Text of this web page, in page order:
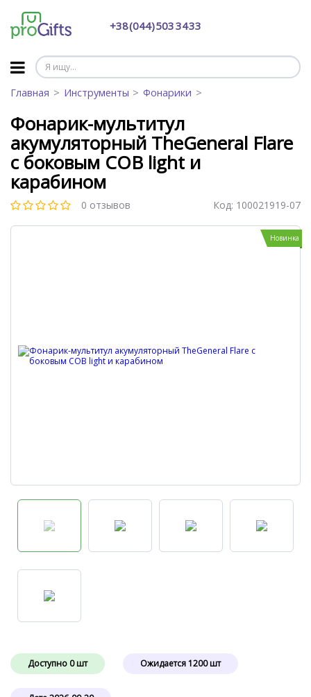
+38 (044) 503 34 33
Главная Инструменты Фонарики
Фонарик-мультитул
акумуляторный TheGeneral Flare
с боковым COB light и
карабином
0 отзывов Код: 100021919-07
Новинка
Доступно 0 шт Ожидается1200шт